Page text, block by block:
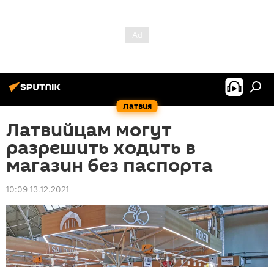
Латвия
Латвийцам могут
разрешить ходить в
магазин без паспорта
10:09 13.12.2021